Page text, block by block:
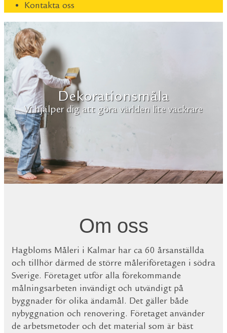
Kontakta oss
Dekorationsmåla
Vi hjälper dig att göra världen lite vackrare
Om oss
Hagbloms Måleri i Kalmar har ca 60 årsanställda
och tillhör därmed de större måleriföretagen i södra
Sverige. Företaget utför alla förekommande
målningsarbeten invändigt och utvändigt på
byggnader för olika ändamål. Det gäller både
nybyggnation och renovering. Företaget använder
de arbetsmetoder och det material som är bäst